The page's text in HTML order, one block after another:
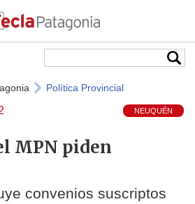
Política Provincial
NEUQUÉN
MPN piden
convenios suscriptos